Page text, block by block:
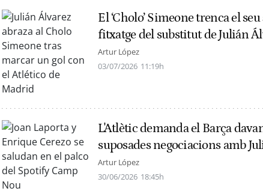
El ‘Cholo’ Simeone trenca el
fitxatge del substitut de Julián
Artur López
03/07/2026 11:19h
L'Atlètic demanda el Barça
suposades negociacions amb
Artur López
30/06/2026 18:45h